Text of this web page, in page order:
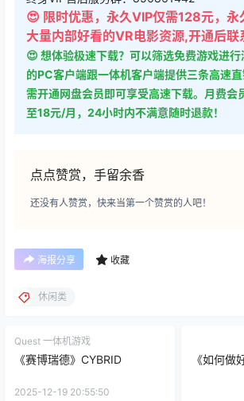
😍 限时优惠，永久VIP仅需128元，永
大量内部好看的VR电影资源,开通后联
😍 想体验极速下载？可以筛选免费游戏进
的PC客户端跟一体机客户端提供三条高速
需开通网盘会员即可享受高速下载。月费会
至18元/月，24小时内不满意随时退款！
点点赞赏，手留余香
还没有人赞赏，快来当第一个赞赏的人吧！
海报分享 收藏
休闲类
Quest 一体机游戏
《赛博瑞德》CYBRID
2025-12-19 20:55:50
《如何做